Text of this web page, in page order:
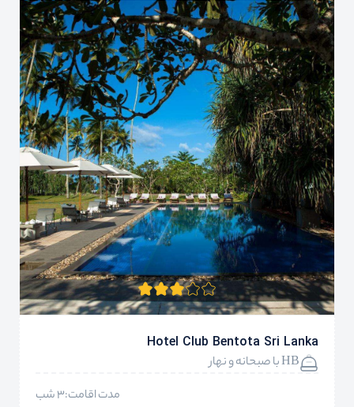
Hotel Club Bentota Sri Lanka
HB با صبحانه و نهار
مدت اقامت:3 شب